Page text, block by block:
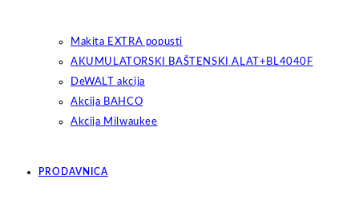
Makita EXTRA popusti
AKUMULATORSKI BAŠTENSKI ALAT+BL4040F
DeWALT akcija
Akcija BAHCO
Akcija Milwaukee
PRODAVNICA